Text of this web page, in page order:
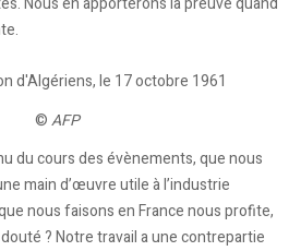
d'Algériens, le 17 octobre 1961
©AFP
du cours des évènements, que nous
main d’œuvre utile à l’industrie
nous faisons en France nous profite,
? Notre travail a une contrepartie